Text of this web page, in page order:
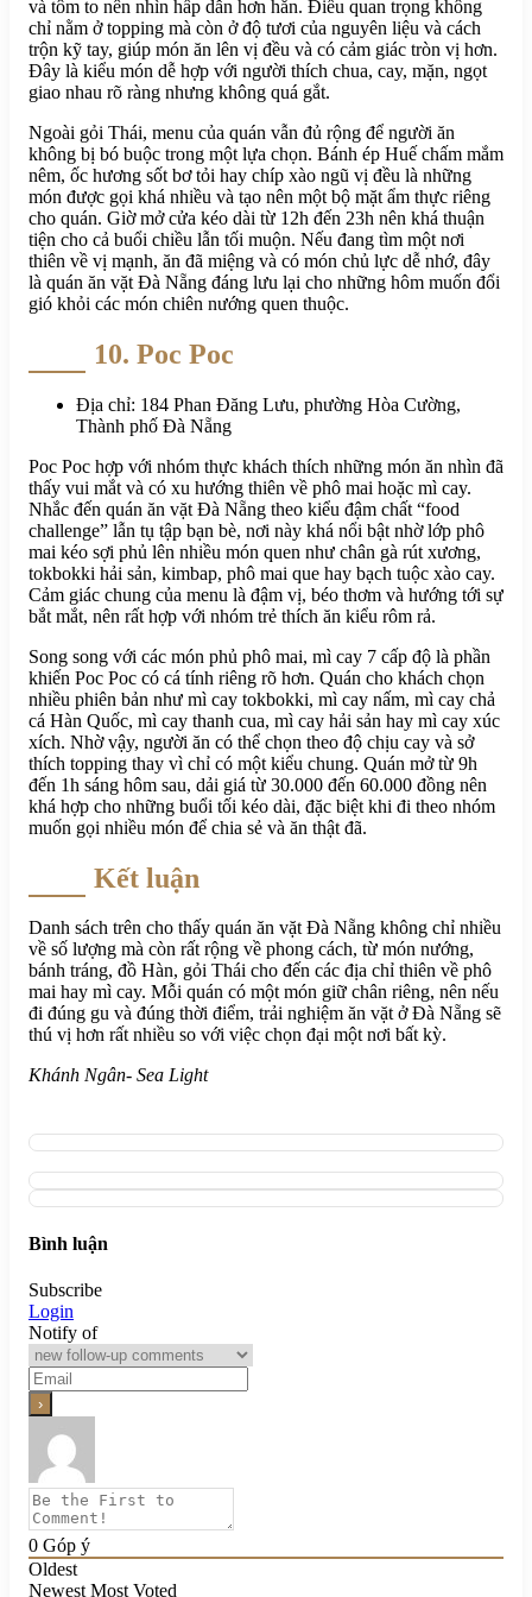
và tôm to nên nhìn hấp dẫn hơn hẳn. Điều quan trọng không
chỉ nằm ở topping mà còn ở độ tươi của nguyên liệu và cách
trộn kỹ tay, giúp món ăn lên vị đều và có cảm giác tròn vị hơn.
Đây là kiểu món dễ hợp với người thích chua, cay, mặn, ngọt
giao nhau rõ ràng nhưng không quá gắt.
Ngoài gỏi Thái, menu của quán vẫn đủ rộng để người ăn
không bị bó buộc trong một lựa chọn. Bánh ép Huế chấm mắm
nêm, ốc hương sốt bơ tỏi hay chíp xào ngũ vị đều là những
món được gọi khá nhiều và tạo nên một bộ mặt ẩm thực riêng
cho quán. Giờ mở cửa kéo dài từ 12h đến 23h nên khá thuận
tiện cho cả buổi chiều lẫn tối muộn. Nếu đang tìm một nơi
thiên về vị mạnh, ăn đã miệng và có món chủ lực dễ nhớ, đây
là quán ăn vặt Đà Nẵng đáng lưu lại cho những hôm muốn đổi
gió khỏi các món chiên nướng quen thuộc.
10. Poc Poc
Địa chỉ: 184 Phan Đăng Lưu, phường Hòa Cường,
Thành phố Đà Nẵng
Poc Poc hợp với nhóm thực khách thích những món ăn nhìn đã
thấy vui mắt và có xu hướng thiên về phô mai hoặc mì cay.
Nhắc đến quán ăn vặt Đà Nẵng theo kiểu đậm chất “food
challenge” lẫn tụ tập bạn bè, nơi này khá nổi bật nhờ lớp phô
mai kéo sợi phủ lên nhiều món quen như chân gà rút xương,
tokbokki hải sản, kimbap, phô mai que hay bạch tuộc xào cay.
Cảm giác chung của menu là đậm vị, béo thơm và hướng tới sự
bắt mắt, nên rất hợp với nhóm trẻ thích ăn kiểu rôm rả.
Song song với các món phủ phô mai, mì cay 7 cấp độ là phần
khiến Poc Poc có cá tính riêng rõ hơn. Quán cho khách chọn
nhiều phiên bản như mì cay tokbokki, mì cay nấm, mì cay chả
cá Hàn Quốc, mì cay thanh cua, mì cay hải sản hay mì cay xúc
xích. Nhờ vậy, người ăn có thể chọn theo độ chịu cay và sở
thích topping thay vì chỉ có một kiểu chung. Quán mở từ 9h
đến 1h sáng hôm sau, dải giá từ 30.000 đến 60.000 đồng nên
khá hợp cho những buổi tối kéo dài, đặc biệt khi đi theo nhóm
muốn gọi nhiều món để chia sẻ và ăn thật đã.
Kết luận
Danh sách trên cho thấy quán ăn vặt Đà Nẵng không chỉ nhiều
về số lượng mà còn rất rộng về phong cách, từ món nướng,
bánh tráng, đồ Hàn, gỏi Thái cho đến các địa chỉ thiên về phô
mai hay mì cay. Mỗi quán có một món giữ chân riêng, nên nếu
đi đúng gu và đúng thời điểm, trải nghiệm ăn vặt ở Đà Nẵng sẽ
thú vị hơn rất nhiều so với việc chọn đại một nơi bất kỳ.
Khánh Ngân- Sea Light
Bình luận
Subscribe
Login
Notify of
0 Góp ý
Oldest
Newest Most Voted